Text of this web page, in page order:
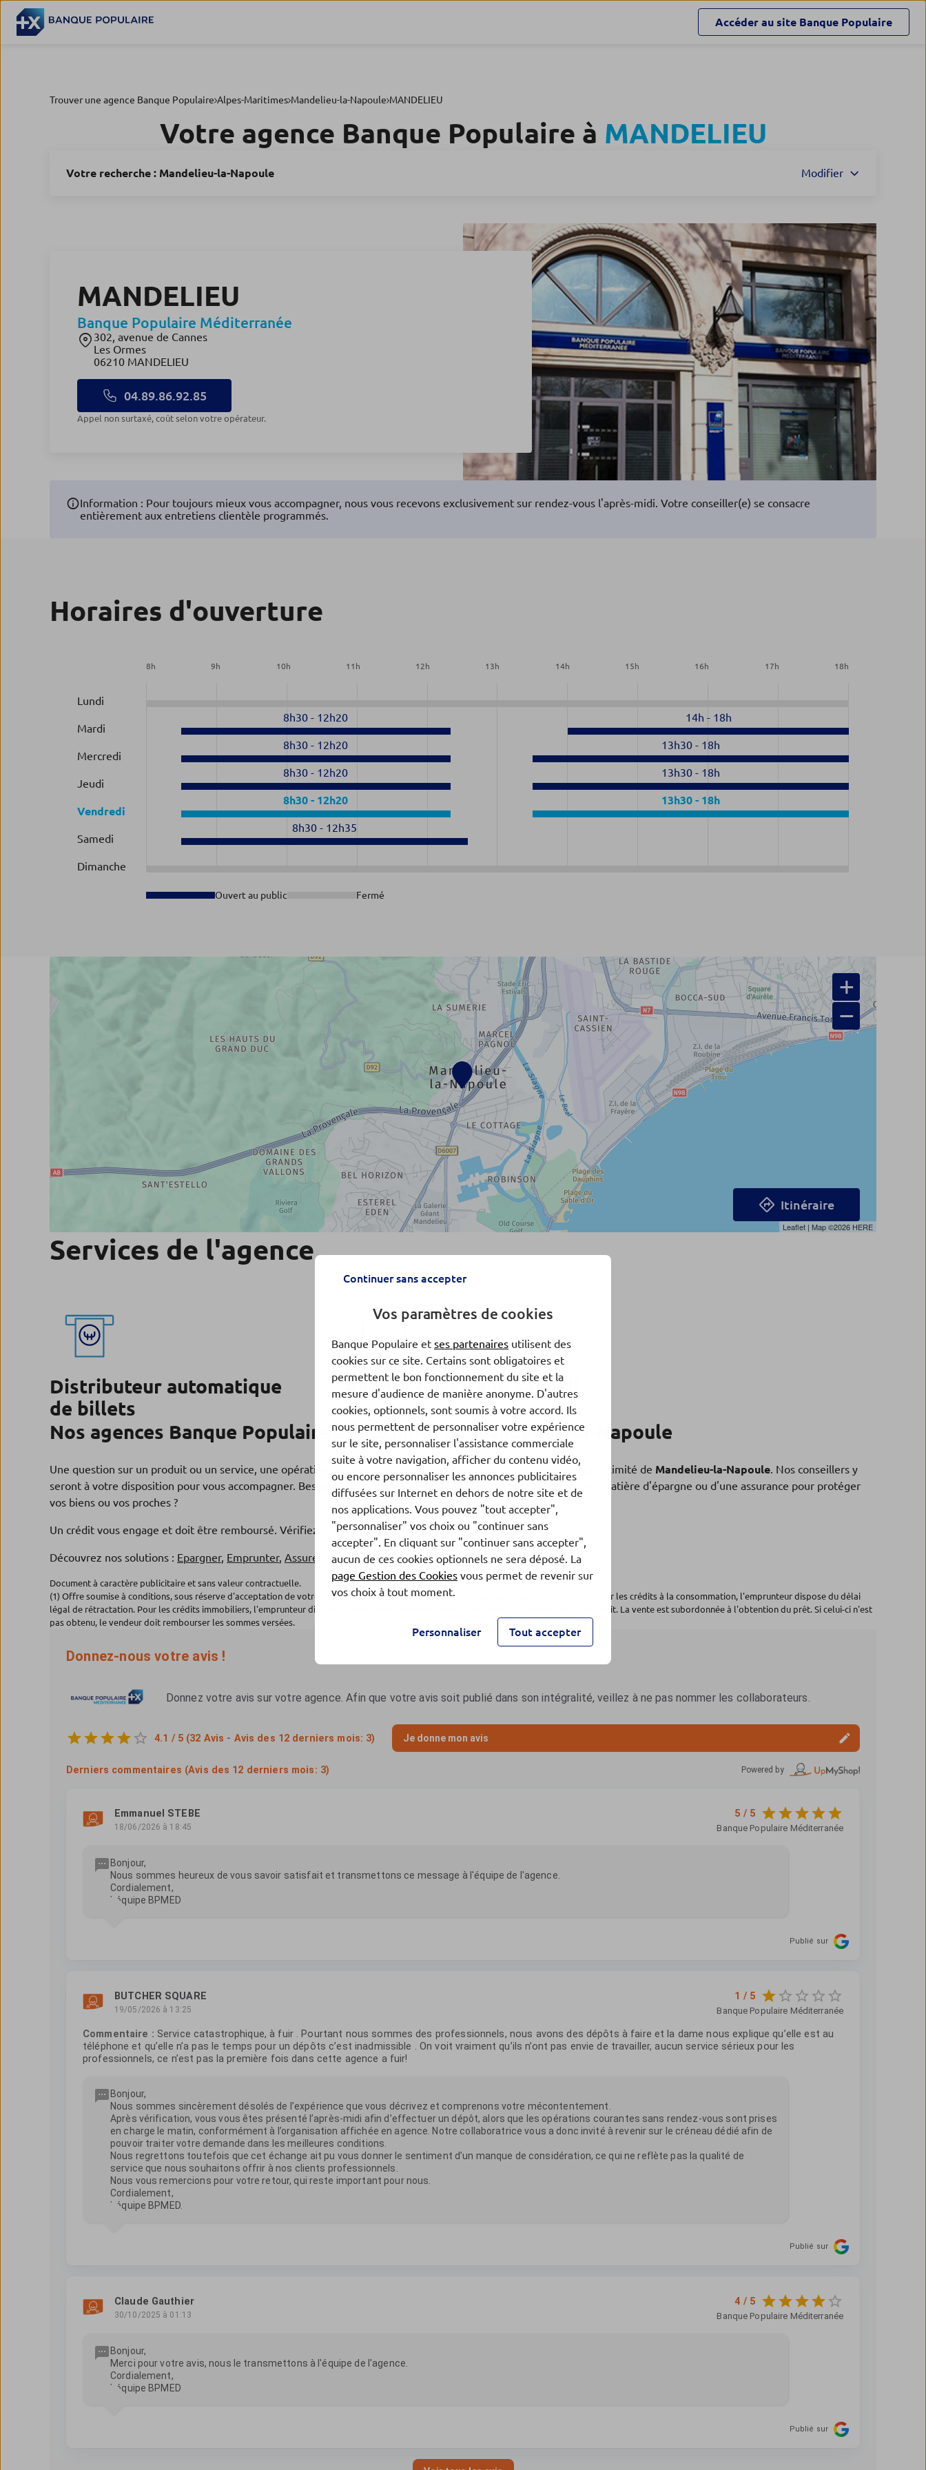
Accéder au site Banque Populaire
Trouver une agence Banque Populaire Alpes-Maritimes Mandelieu-la-Napoule MANDELIEU
Votre agence Banque Populaire à MANDELIEU
Votre recherche : Mandelieu-la-Napoule Modifier
MANDELIEU
Banque Populaire Méditerranée
302, avenue de Cannes
Les Ormes
06210 MANDELIEU
04.89.86.92.85
Appel non surtaxé, coût selon votre opérateur.
Information : Pour toujours mieux vous accompagner, nous vous recevons exclusivement sur rendez-vous l'après-midi. Votre conseiller(e) se consacre
entièrement aux entretiens clientèle programmés.
Horaires d'ouverture
8h 9h 10h 11 h 12h 13h 14h 15h 16h 17h 18h
Lundi
Mardi
8h30 - 12h20 14h - 18h
Mercredi
8h30 - 12h20 13h30 - 18h
Jeudi
8h30 - 12h20 13h30 - 18h
Vendredi
8h30 - 12h20 13h30 - 18h
Samedi
8h30 - 12h35
Dimanche
Ouvert au public Fermé
+
−
Leaflet | Map ©2026 HERE
Itinéraire
Services de l'agence
Distributeur automatique
de billets
Agence ouverte le samedi
Nos agences Banque Populaire à proximité de Mandelieu-la-Napoule
Une question sur un produit ou un service, une opération en cours ? Rendez-vous dans l'une de nos agencesà proximité de Mandelieu-la-Napoule. Nos conseillers y
seront à votre disposition pour vous accompagner. Besoin d'un crédit pour financer vos projets(1), de conseils en matière d'épargne ou d'une assurance pour protéger
vos biens ou vos proches ?
Un crédit vous engage et doit être remboursé. Vérifiez vos capacités de remboursement avant de vous engager.
Découvrez nos solutions : Epargner, Emprunter, Assurer
Document à caractère publicitaire et sans valeur contractuelle.
(1) Offre soumise à conditions, sous réserve d'acceptation de votre dossier par l'organisme prêteur, votre Banque Populaire Régionale. Pour les crédits à la consommation, l'emprunteur dispose du délai
légal de rétractation. Pour les crédits immobiliers, l'emprunteur dispose d'un délai de réflexion de dix jours avant d'accepter l'offre de crédit. La vente est subordonnée à l'obtention du prêt. Si celui-ci n'est
pas obtenu, le vendeur doit rembourser les sommes versées.
Continuer sans accepter
Vos paramètres de cookies
Banque Populaire et ses partenaires utilisent des
cookies sur ce site. Certains sont obligatoires et
permettent le bon fonctionnement du site et la
mesure d'audience de manière anonyme. D'autres
cookies, optionnels, sont soumis à votre accord. Ils
nous permettent de personnaliser votre expérience
sur le site, personnaliser l'assistance commerciale
suite à votre navigation, afficher du contenu vidéo,
ou encore personnaliser les annonces publicitaires
diffusées sur Internet en dehors de notre site et de
nos applications. Vous pouvez "tout accepter",
"personnaliser" vos choix ou "continuer sans
accepter". En cliquant sur "continuer sans accepter",
aucun de ces cookies optionnels ne sera déposé. La
page Gestion des Cookies vous permet de revenir sur
vos choix à tout moment.
Personnaliser Tout accepter